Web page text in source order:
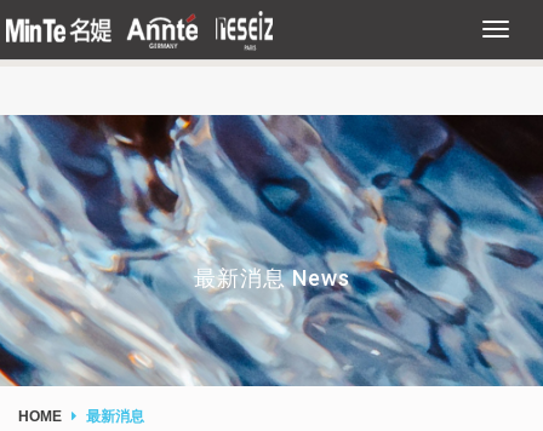
最新消息 News
HOME 最新消息